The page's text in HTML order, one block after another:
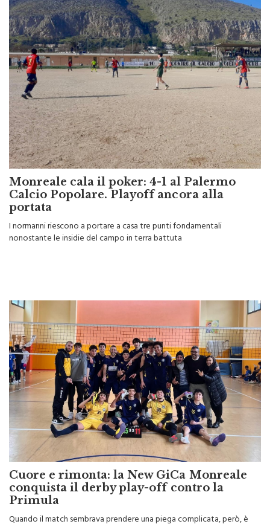
Monreale cala il poker: 4-1 al Palermo
Calcio Popolare. Playoff ancora alla
portata
I normanni riescono a portare a casa tre punti fondamentali
Cuore e rimonta: la New GiCa Monreale
conquista il derby play-off contro la
Primula